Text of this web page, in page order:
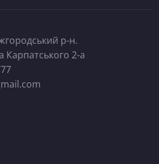
р-н.
Карпатського 2-а